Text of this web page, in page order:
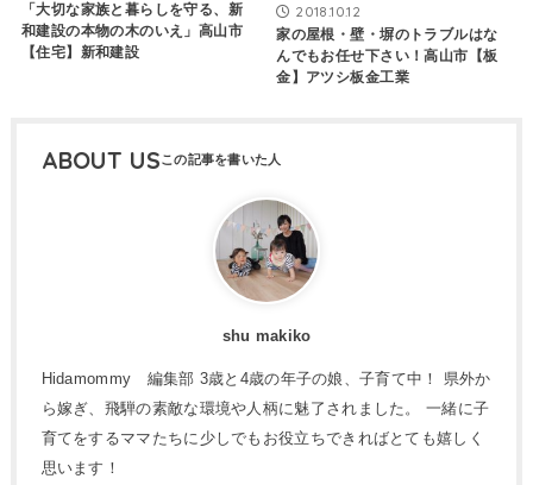
「大切な家族と暮らしを守る、新
和建設の本物の木のいえ」高山市
【住宅】新和建設
2018.10.12
家の屋根・壁・塀のトラブルはな
んでもお任せ下さい！高山市【板
金】アツシ板金工業
ABOUT US
shu makiko
Hidamommy 編集部 3歳と4歳の年子の娘、子育て中！ 県外か
ら嫁ぎ、飛騨の素敵な環境や人柄に魅了されました。 一緒に子
育てをするママたちに少しでもお役立ちできればとても嬉しく
思います！